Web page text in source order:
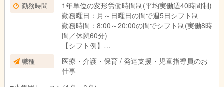
■固定残業代：20,000円（月12時間分）
■諸手当：55,000円
①試用期間6ヶ月
試用期間中は契約社員としての勤務
※給与、給与改定以外の条件に変更なし
②残業は月5時間程度
③固定残業代は時間外労働の有無に関わらず支
勤務時間
1年単位の変形労働時間制(平均実働週40時間制)
勤務曜日：月～日曜日の間で週5日シフト制
勤務時間：8:00～20:00の間でシフト制(実働8時
間／休憩60分)
【シフト例】
■9:00～18:00
■9:30～18:30
■10:00～19:00 等
職種
医療・介護・保育 / 発達支援・児童指導員のお
仕事